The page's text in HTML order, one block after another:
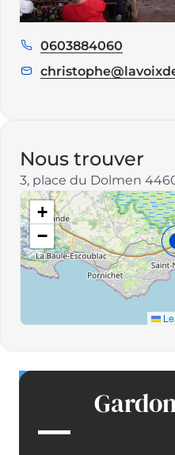
Téléphone
0603884060
E
Nous trouver
3, place du Dolmen
+
−